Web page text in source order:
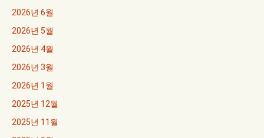
2026년 6월
2026년 5월
2026년 4월
2026년 3월
2026년 1월
2025년 12월
2025년 11월